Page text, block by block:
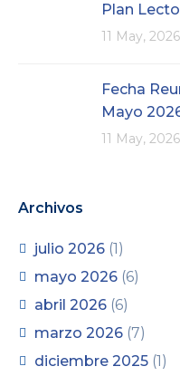
Plan
11 May, 2026
Fecha
Mayo
11 May, 2026
Archivos
julio 2026 (1)
mayo 2026 (6)
abril 2026 (6)
marzo 2026 (7)
diciembre 2025 (1)